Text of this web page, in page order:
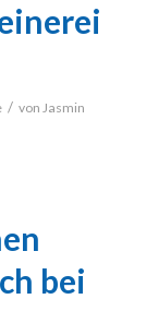
/ von Jasmin
bei